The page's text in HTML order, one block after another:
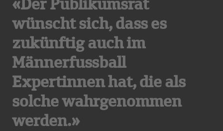
«Der Publikumsrat
wünscht sich, dass es
zukünftig auch im
Männerfussball
Expertinnen hat, die als
solche wahrgenommen
werden.»